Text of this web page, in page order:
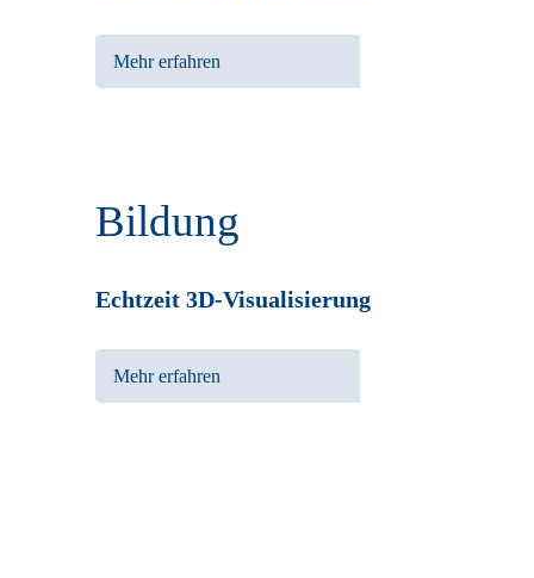
Mehr erfahren
Bildung
Echtzeit 3D-Visualisierung
Mehr erfahren